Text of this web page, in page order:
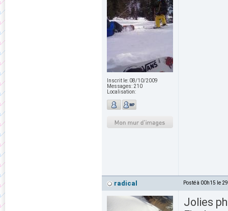
Inscrit le: 08/10/2009
Messages: 210
Localisation:
radical Posté à 00h15 le
Jolies